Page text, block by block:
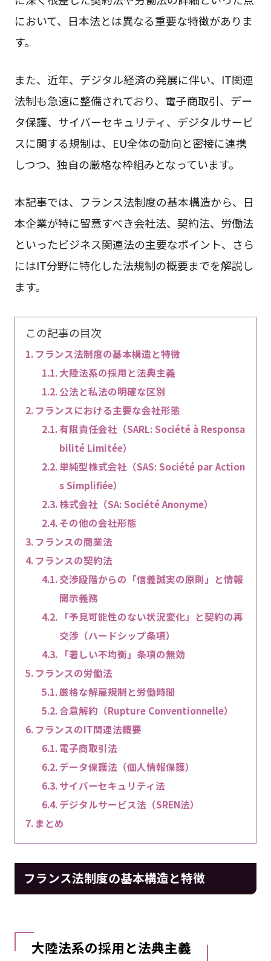
において、日本法とは異なる重要な特徴がありま
す。
また、近年、デジタル経済の発展に伴い、IT関連
法制も急速に整備されており、電子商取引、デー
タ保護、サイバーセキュリティ、デジタルサービ
スに関する規制は、EU全体の動向と密接に連携
しつつ、独自の厳格な枠組みとなっています。
本記事では、フランス法制度の基本構造から、日
本企業が特に留意すべき会社法、契約法、労働法
といったビジネス関連法の主要なポイント、さら
にはIT分野に特化した法規制の概要までを解説し
ます。
この記事の目次
フランス法制度の基本構造と特徴
大陸法系の採用と法典主義
公法と私法の明確な区別
フランスにおける主要な会社形態
有限責任会社（SARL: Société à Responsa
bilité Limitée）
単純型株式会社（SAS: Société par Action
s Simplifiée）
株式会社（SA: Société Anonyme）
その他の会社形態
フランスの商業法
フランスの契約法
交渉段階からの「信義誠実の原則」と情報
開示義務
「予見可能性のない状況変化」と契約の再
交渉（ハードシップ条項）
「著しい不均衡」条項の無効
フランスの労働法
厳格な解雇規制と労働時間
合意解約（Rupture Conventionnelle）
フランスのIT関連法概要
電子商取引法
データ保護法（個人情報保護）
サイバーセキュリティ法
デジタルサービス法（SREN法）
まとめ
フランス法制度の基本構造と特徴
大陸法系の採用と法典主義